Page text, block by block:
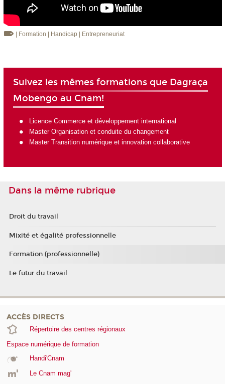
| Formation | Handicap | Entrepreneuriat
Suivez les mêmes formations que Dagraça
Mobengo au Cnam!
Licence Commerce et développement international
Master Organisation et conduite du changement
Master Transition numérique et innovation collaborative
Dans la même rubrique
Droit du travail
Mixité et égalité professionnelle
Formation (professionnelle)
Le futur du travail
ACCÈS DIRECTS
Répertoire des centres régionaux
Espace numérique de formation
Handi'Cnam
Le Cnam mag'